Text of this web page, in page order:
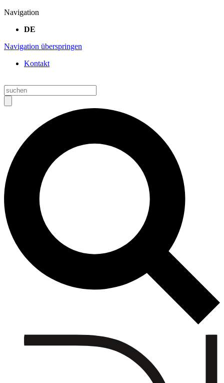
Navigation
DE
Navigation überspringen
Kontakt